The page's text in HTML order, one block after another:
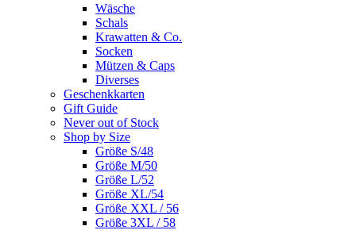
Wäsche
Schals
Krawatten & Co.
Socken
Mützen & Caps
Diverses
Geschenkkarten
Gift Guide
Never out of Stock
Shop by Size
Größe S/48
Größe M/50
Größe L/52
Größe XL/54
Größe XXL / 56
Größe 3XL / 58